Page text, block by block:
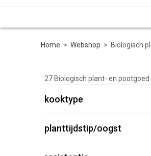
Home > Webshop > Biologisch
27 Biologisch plant- en pootgoed
kooktype
planttijdstip/oogst